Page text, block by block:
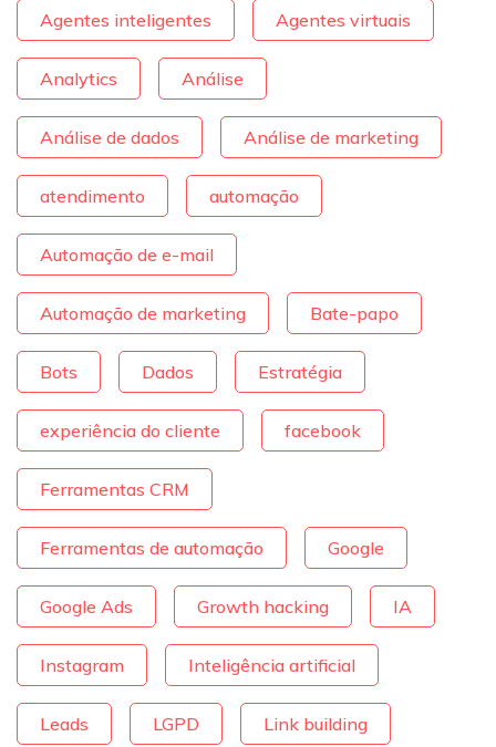
Agentes inteligentes Agentes virtuais
Analytics Análise
Análise de dados Análise de marketing
atendimento automação
Automação de e-mail
Automação de marketing Bate-papo
Bots Dados Estratégia
experiência do cliente facebook
Ferramentas CRM
Ferramentas de automação Google
Google Ads Growth hacking IA
Instagram Inteligência artificial
Leads LGPD Link building